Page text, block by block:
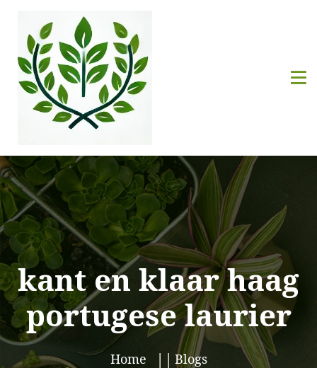
kant en klaar haag
portugese laurier
Home
Blogs